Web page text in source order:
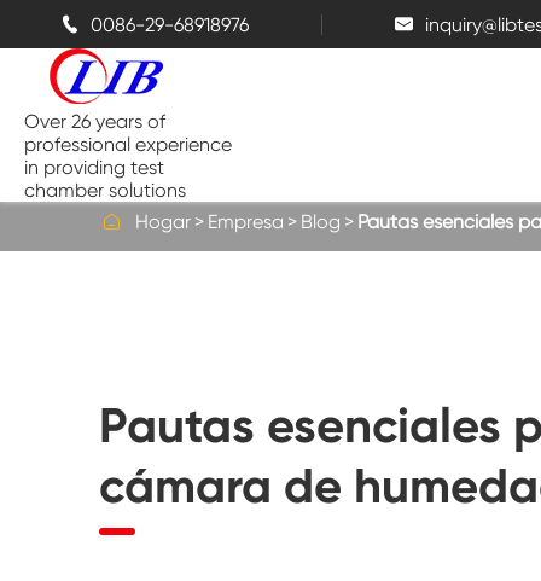
 0086-29-68918976 
Over 26 years of
professional experience
in providing test
chamber solutions
Cámaras térmicas
Cámaras de espray de sal
 Hogar Empresa Blog Pautas esenciales
Pautas esenciales
cámara de